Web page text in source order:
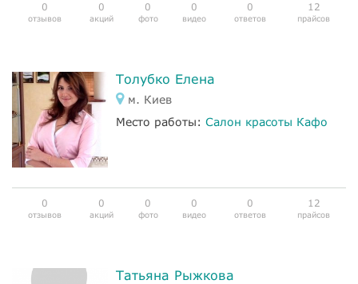
0
отзывов
0
акций
0
фото
0
видео
0
ответов
12
прайсов
Толубко Елена
м. Киев
Место работы: Салон красоты Кафо
0
отзывов
0
акций
0
фото
0
видео
0
ответов
12
прайсов
Татьяна Рыжкова